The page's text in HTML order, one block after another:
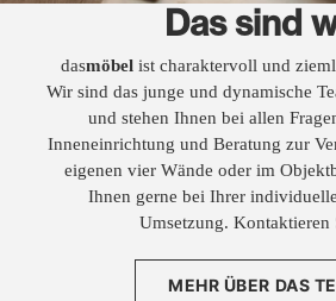
Das sind
dasmöbelist charaktervoll und
Wir sind das junge und dynamische
und stehen Ihnen bei allen
Inneneinrichtung und Beratung zur
eigenen vier Wände oder im
Ihnen gerne bei Ihrer
Umsetzung. Kontaktieren
MEHR ÜBER DAS